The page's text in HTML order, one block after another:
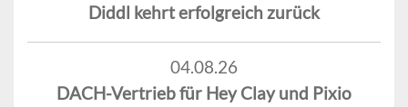
Diddl kehrt erfolgreich zurück
04.08.26
DACH-Vertrieb für Hey Clay und Pixio